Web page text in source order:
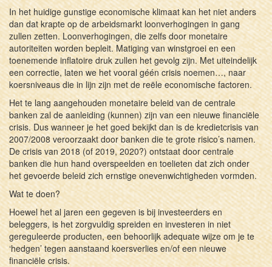
In het huidige gunstige economische klimaat kan het niet anders
dan dat krapte op de arbeidsmarkt loonverhogingen in gang
zullen zetten. Loonverhogingen, die zelfs door monetaire
autoriteiten worden bepleit. Matiging van winstgroei en een
toenemende inflatoire druk zullen het gevolg zijn. Met uiteindelijk
een correctie, laten we het vooral géén crisis noemen…, naar
koersniveaus die in lijn zijn met de reële economische factoren.
Het te lang aangehouden monetaire beleid van de centrale
banken zal de aanleiding (kunnen) zijn van een nieuwe financiële
crisis. Dus wanneer je het goed bekijkt dan is de kredietcrisis van
2007/2008 veroorzaakt door banken die te grote risico’s namen.
De crisis van 2018 (of 2019, 2020?) ontstaat door centrale
banken die hun hand overspeelden en toelieten dat zich onder
het gevoerde beleid zich ernstige onevenwichtigheden vormden.
Wat te doen?
Hoewel het al jaren een gegeven is bij investeerders en
beleggers, is het zorgvuldig spreiden en investeren in niet
gereguleerde producten, een behoorlijk adequate wijze om je te
‘hedgen’ tegen aanstaand koersverlies en/of een nieuwe
financiële crisis.